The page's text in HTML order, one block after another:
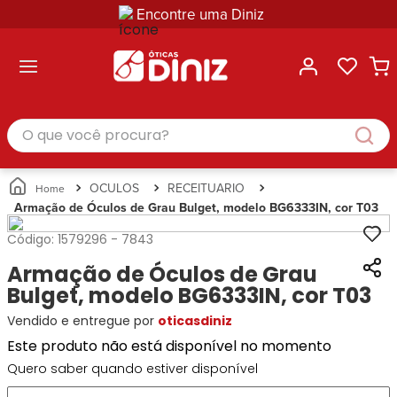
Encontre uma Diniz
Masculino
Feminino
Infantil
Unissex
Busque
Por
Marcas
Hickmann
Bulget
Miu-
Miu
Guess
Categorias
Masculino
Feminino
Infantil
Unissex
Busque
Por
Ray-
Ban
Prada
Hickmann
Tecnol
Correntes
para
Óculos
Estojos
para
Óculos
Soluções
e
Cuidados
Busque
Ray-
Ban
Armani
Tommy
Hilfiger
Ana
Hickmann
Guess
Speedo
Categoria
Armações
de Óculos
Óculos
de Sol
para
Estojo
para
Óculos
Gênero
Masculino
O que você procura?
OCULOS
RECEITUARIO
Armação de Óculos de Grau Bulget, modelo BG6333IN, cor T03
Código: 1579296 - 7843
Armação de Óculos de Grau
Bulget, modelo BG6333IN, cor T03
Vendido e entregue por oticasdiniz
Este produto não está disponível no momento
Quero saber quando estiver disponível